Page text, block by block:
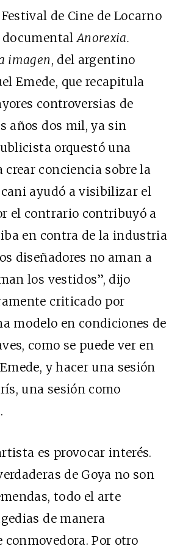
de Cine de Locarno
documental Anorexia.
imagen, del argentino
Emede, que recapitula
controversias de
años dos mil, ya sin
orquestó una
crear conciencia sobre la
ayudó a visibilizar el
el contrario contribuyó a
en contra de la industria
diseñadores no aman a
los vestidos”, dijo
criticado por
modelo en condiciones de
como se puede ver en
y hacer una sesión
una sesión como
es provocar interés.
de Goya no son
todo el arte
de manera
conmovedora. Por otro